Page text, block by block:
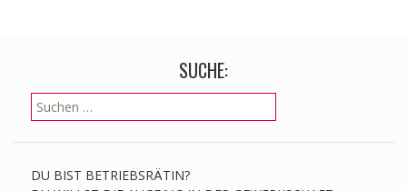
SUCHE:
Suchen
nach:
DU BIST BETRIEBSRÄTIN?